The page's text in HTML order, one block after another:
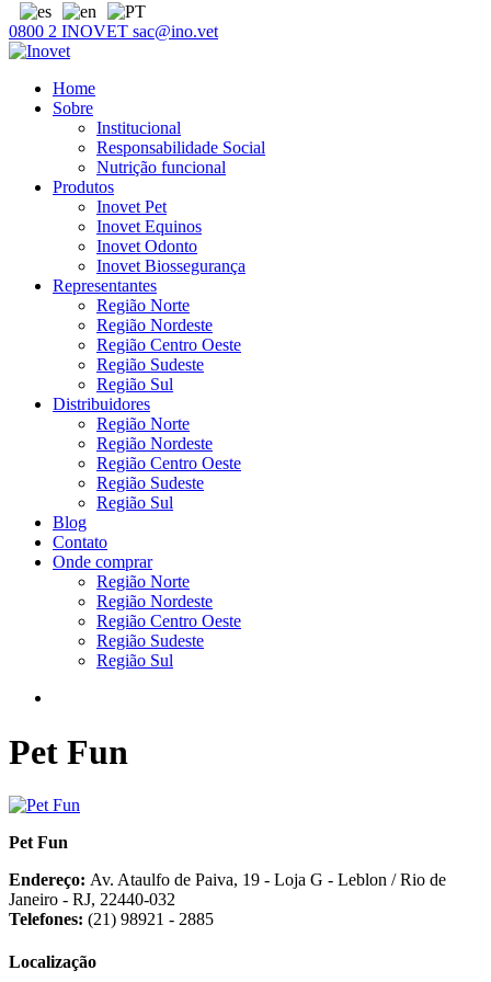
0800 2 INOVET sac@ino.vet
Home
Sobre
Institucional
Responsabilidade Social
Nutrição funcional
Produtos
Inovet Pet
Inovet Equinos
Inovet Odonto
Inovet Biossegurança
Representantes
Região Norte
Região Nordeste
Região Centro Oeste
Região Sudeste
Região Sul
Distribuidores
Região Norte
Região Nordeste
Região Centro Oeste
Região Sudeste
Região Sul
Blog
Contato
Onde comprar
Região Norte
Região Nordeste
Região Centro Oeste
Região Sudeste
Região Sul
Pet Fun
Pet Fun
Endereço: Av. Ataulfo de Paiva, 19 - Loja G - Leblon / Rio de
Janeiro - RJ, 22440-032
Telefones: (21) 98921 - 2885
Localização